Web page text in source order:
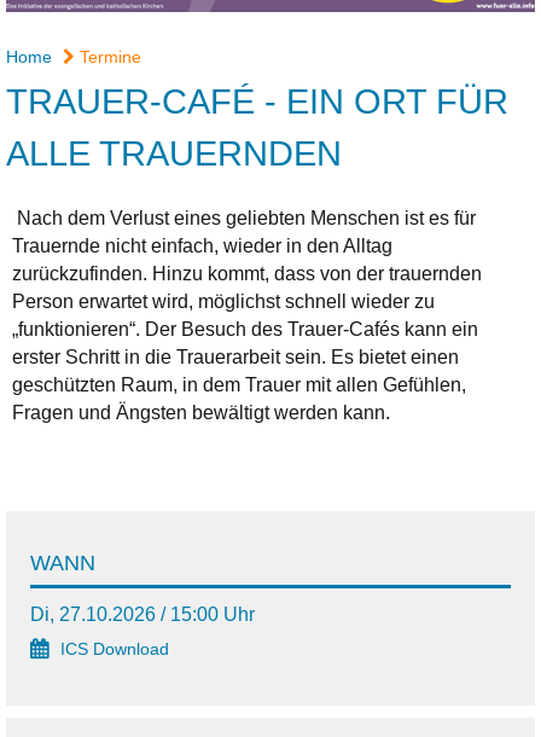
Home Termine
TRAUER-CAFÉ - EIN ORT FÜR
ALLE TRAUERNDEN
Nach dem Verlust eines geliebten Menschen ist es für
Trauernde nicht einfach, wieder in den Alltag
zurückzufinden. Hinzu kommt, dass von der trauernden
Person erwartet wird, möglichst schnell wieder zu
„funktionieren“. Der Besuch des Trauer-Cafés kann ein
erster Schritt in die Trauerarbeit sein. Es bietet einen
geschützten Raum, in dem Trauer mit allen Gefühlen,
Fragen und Ängsten bewältigt werden kann.
WANN
Di, 27.10.2026 / 15:00 Uhr
ICS Download